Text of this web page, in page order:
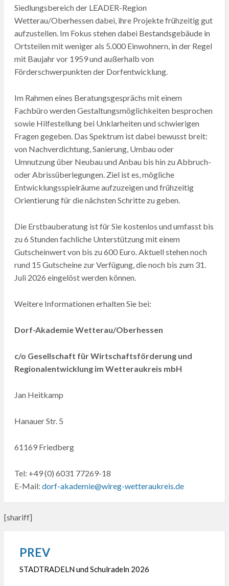
Siedlungsbereich der LEADER-Region
Wetterau/Oberhessen dabei, ihre Projekte frühzeitig gut
aufzustellen. Im Fokus stehen dabei Bestandsgebäude in
Ortsteilen mit weniger als 5.000 Einwohnern, in der Regel
mit Baujahr vor 1959 und außerhalb von
Förderschwerpunkten der Dorfentwicklung.
Im Rahmen eines Beratungsgesprächs mit einem
Fachbüro werden Gestaltungsmöglichkeiten besprochen
sowie Hilfestellung bei Unklarheiten und schwierigen
Fragen gegeben. Das Spektrum ist dabei bewusst breit:
von Nachverdichtung, Sanierung, Umbau oder
Umnutzung über Neubau und Anbau bis hin zu Abbruch-
oder Abrissüberlegungen. Ziel ist es, mögliche
Entwicklungsspielräume aufzuzeigen und frühzeitig
Orientierung für die nächsten Schritte zu geben.
Die Erstbauberatung ist für Sie kostenlos und umfasst bis
zu 6 Stunden fachliche Unterstützung mit einem
Gutscheinwert von bis zu 600 Euro. Aktuell stehen noch
rund 15 Gutscheine zur Verfügung, die noch bis zum 31.
Juli 2026 eingelöst werden können.
Weitere Informationen erhalten Sie bei:
Dorf-Akademie Wetterau/Oberhessen
c/o Gesellschaft für Wirtschaftsförderung und
Regionalentwicklung im Wetteraukreis mbH
Jan Heitkamp
Hanauer Str. 5
61169 Friedberg
Tel: +49 (0) 6031 77269-18
E-Mail: dorf-akademie@wireg-wetteraukreis.de
[shariff]
Beitragsnavigation
PREV
STADTRADELN und Schulradeln 2026